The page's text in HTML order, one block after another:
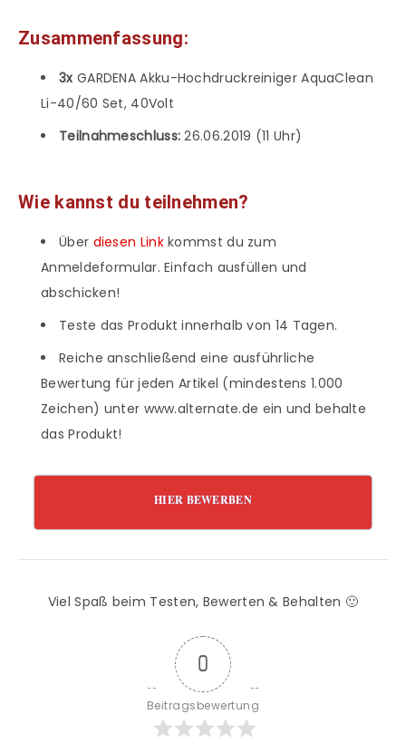
Zusammenfassung:
3x GARDENA Akku-Hochdruckreiniger AquaClean
Li-40/60 Set, 40Volt
Teilnahmeschluss: 26.06.2019 (11 Uhr)
Wie kannst du teilnehmen?
Über diesen Linkkommst du zum
Anmeldeformular. Einfach ausfüllen und
abschicken!
Teste das Produkt innerhalb von 14 Tagen.
Reiche anschließend eine ausführliche
Bewertung für jeden Artikel (mindestens 1.000
Zeichen) unter www.alternate.de ein und behalte
das Produkt!
HIER BEWERBEN
Viel Spaß beim Testen, Bewerten & Behalten 🙂
0
Beitragsbewertung